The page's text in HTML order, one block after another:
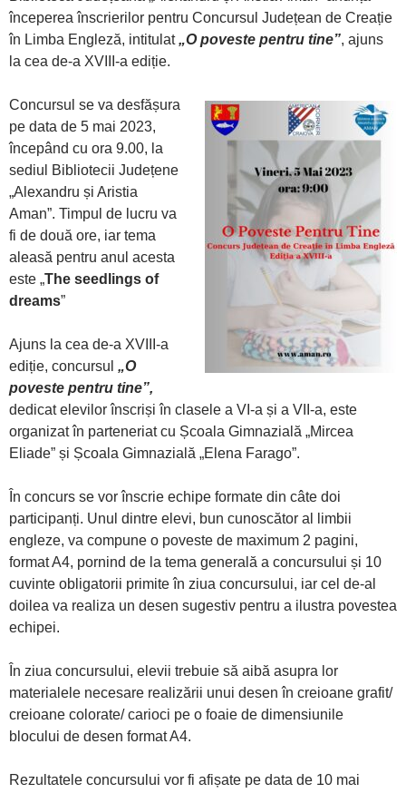
începerea înscrierilor pentru Concursul Județean de Creație
în Limba Engleză, intitulat„O poveste pentru tine”, ajuns
la cea de-a XVIII-a ediție.
Concursul se va desfășura
pe data de 5 mai 2023,
începând cu ora 9.00, la
sediul Bibliotecii Județene
„Alexandru și Aristia
Aman”. Timpul de lucru va
fi de două ore, iar tema
aleasă pentru anul acesta
este „The seedlings of
dreams”
Ajuns la cea de-a XVIII-a
ediție, concursul „O
poveste pentru tine”,
dedicat elevilor înscriși în clasele a VI-a și a VII-a, este
organizat în parteneriat cu Școala Gimnazială „Mircea
Eliade” și Școala Gimnazială „Elena Farago”.
În concurs se vor înscrie echipe formate din câte doi
participanți. Unul dintre elevi, bun cunoscător al limbii
engleze, va compune o poveste de maximum 2 pagini,
format A4, pornind de la tema generală a concursului și 10
cuvinte obligatorii primite în ziua concursului, iar cel de-al
doilea va realiza un desen sugestiv pentru a ilustra povestea
echipei.
În ziua concursului, elevii trebuie să aibă asupra lor
materialele necesare realizării unui desen în creioane grafit/
creioane colorate/ carioci pe o foaie de dimensiunile
blocului de desen format A4.
Rezultatele concursului vor fi afișate pe data de 10 mai